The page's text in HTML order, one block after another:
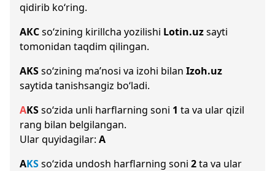
qidirib ko‘ring.
АКСso‘zining kirillcha yozilishi Lotin.uzsayti
tomonidan taqdim qilingan.
AKSso‘zining ma’nosi va izohi bilan Izoh.uz
saytida tanishsangiz bo‘ladi.
AKSso‘zida unli harflarning soni 1 ta va ular qizil
rang bilan belgilangan.
Ular quyidagilar: A
AKSso‘zida undosh harflarning soni 2ta va ular